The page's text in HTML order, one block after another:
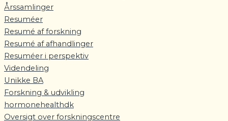
Årssamlinger
Resuméer
Resumé af forskning
Resumé af afhandlinger
Resuméer i perspektiv
Videndeling
Unikke BA
Forskning & udvikling
hormonehealthdk
Oversigt over forskningscentre